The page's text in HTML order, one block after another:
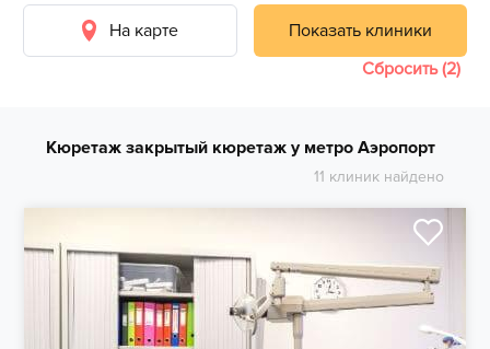
На карте
Показать клиники
Сбросить (2)
Кюретаж закрытый кюретаж у метро Аэропорт
11 клиник найдено